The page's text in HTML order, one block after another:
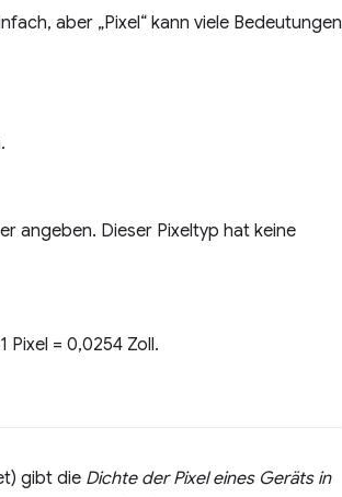
aber „Pixel“ kann viele Bedeutungen
angeben. Dieser Pixeltyp hat keine
Pixel = 0,0254 Zoll.
gibt die Dichte der Pixel eines Geräts in